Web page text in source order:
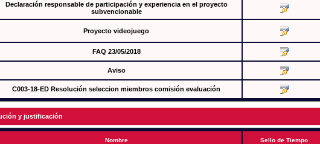
Declaración responsable de participación y experiencia en el proyecto
subvencionable
Proyecto videojuego
FAQ 23/05/2018
Aviso
C003-18-ED Resolución seleccion miembros comisión evaluación
y justificación
Nombre Sello de Tiempo